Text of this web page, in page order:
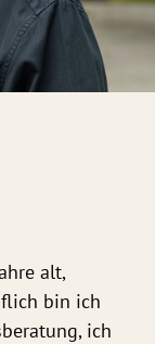
alt,
bin ich
ich